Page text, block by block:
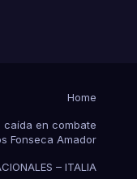
Home
caída en combate
Fonseca Amador
– ITALIA